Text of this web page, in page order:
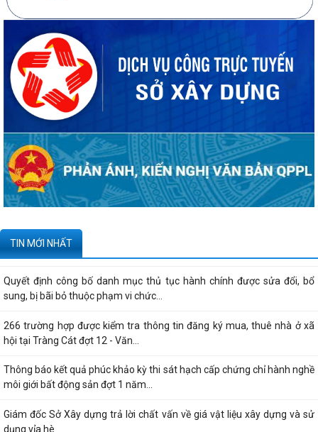
TIN MỚI NHẤT
20 căn nhà ở thấp tầng tại Khu dân cư Hồng Phong đủ điều kiện đưa
vào kinh doanh - Văn bản số...
270 căn nhà ở thấp tầng tại Dự án Khu đô thị mới phường Thủy
Nguyên đủ điều kiện đưa vào kinh doanh...
Công bố danh mục thủ tục hành chính được sửa đổi, bổ sung, thay thế,
bị bãi bỏ thuộc phạm vi chức...
Kê khai giá hàng hóa, dịch vụ bán trong nước hoặc xuất khẩu của
Công ty TNHH ống thép 190 - Văn bản...
Tạm thời chưa trả kết quả cấp chứng chỉ hành nghề hoạt động xây
Quyết định công bố danh mục thủ tục hành chính được sửa đổi, bổ
sung, bị bãi bỏ thuộc phạm vi chức...
266 trường hợp được kiểm tra thông tin đăng ký mua, thuê nhà ở xã
hội tại Tràng Cát đợt 12 - Văn...
Thông báo kết quả phúc khảo kỳ thi sát hạch cấp chứng chỉ hành nghề
môi giới bất động sản đợt 1 năm...
Giám đốc Sở Xây dựng trả lời chất vấn về giá vật liệu xây dựng và sử
dụng vỉa hè